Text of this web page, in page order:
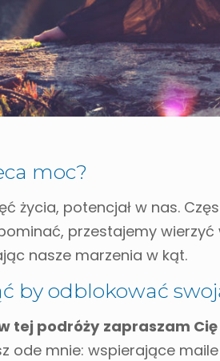
moc?
życia, potencjał w nas.
przestajemy
nasze marzenia w kąt.
by odblokować
tej podróży zapraszam
ode mnie: wspierające